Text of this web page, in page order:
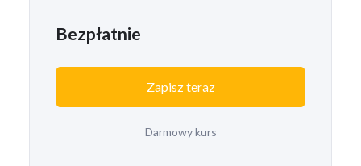
Bezpłatnie
Zapisz teraz
Darmowy kurs